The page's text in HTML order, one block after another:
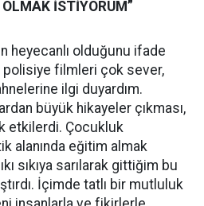
İSTİYORUM”
heyecanlı olduğunu ifade
polisiye filmleri çok sever,
ilgi duyardım.
büyük hikayeler çıkması,
etkilerdi. Çocukluk
alanında eğitim almak
sıkıya sarılarak gittiğim bu
İçimde tatlı bir mutluluk